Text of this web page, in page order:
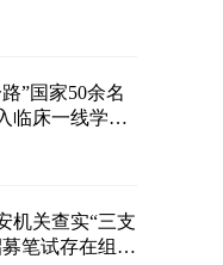
”国家50余名
临床一线学习
“沉浸式”援外
机关查实“三支
笔试存在组织